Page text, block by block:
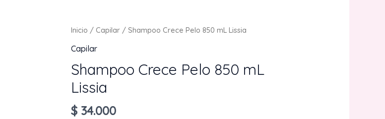
Inicio / Capilar / Shampoo Crece Pelo 850 mL Lissia
Capilar
Shampoo Crece Pelo 850 mL
Lissia
$ 34.000